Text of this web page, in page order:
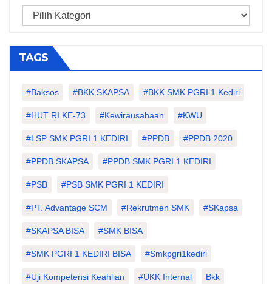
Categories
TAGS
#Baksos #BKK SKAPSA #BKK SMK PGRI 1 Kediri
#HUT RI KE-73 #kewirausahaan #KWU
#LSP SMK PGRI 1 KEDIRI #PPDB #PPDB 2020
#PPDB SKAPSA #PPDB SMK PGRI 1 KEDIRI
#PSB #PSB SMK PGRI 1 KEDIRI
#PT. Advantage SCM #Rekrutmen SMK #SKapsa
#SKAPSA BISA #SMK BISA
#SMK PGRI 1 KEDIRI BISA #smkpgri1kediri
#Uji Kompetensi Keahlian #UKK Internal Bkk